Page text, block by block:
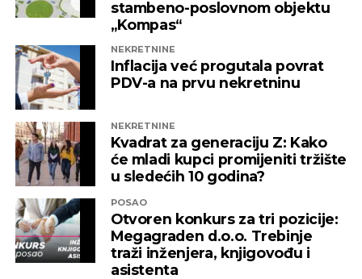
stambeno-poslovnom objektu
„Kompas“
NEKRETNINE
Inflacija već progutala povrat
PDV-a na prvu nekretninu
NEKRETNINE
Kvadrat za generaciju Z: Kako
će mladi kupci promijeniti tržište
u sledećih 10 godina?
POSAO
Otvoren konkurs za tri pozicije:
Megagraden d.o.o. Trebinje
traži inženjera, knjigovođu i
asistenta